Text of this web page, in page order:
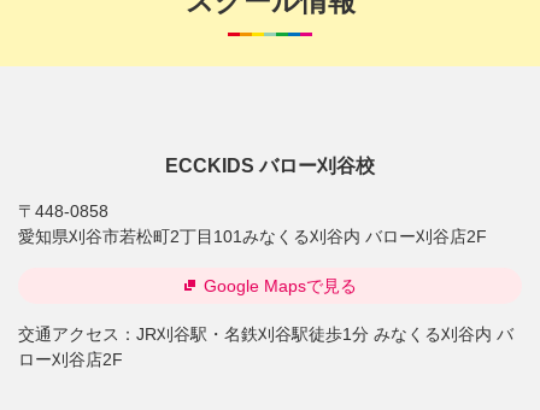
ECCKIDS バロー刈谷校
〒448-0858
愛知県刈谷市若松町2丁目101みなくる刈谷内 バロー刈谷店2F
交通アクセス： JR刈谷駅・名鉄刈谷駅徒歩1分 みなくる刈谷内 バ
ロー刈谷店2F
Google Mapsで見る